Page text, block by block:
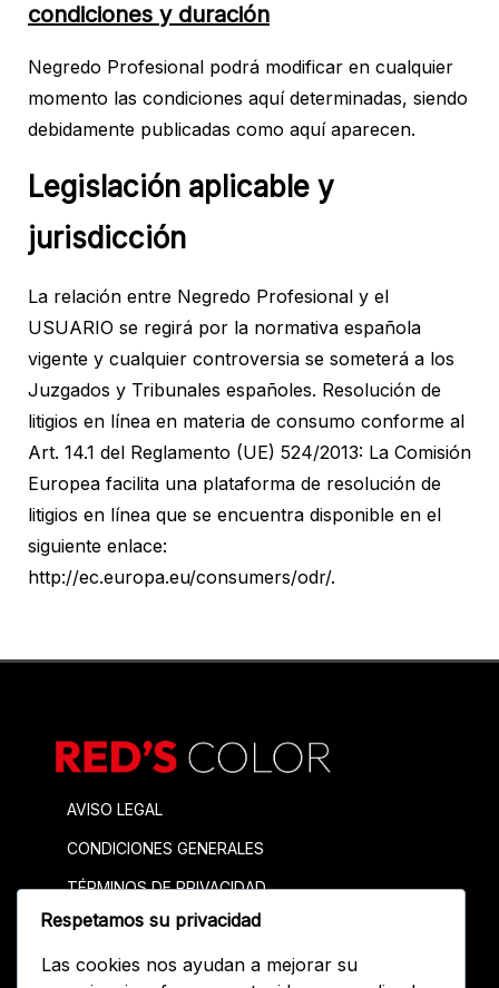
condiciones y duración
Negredo Profesional podrá modificar en cualquier
momento las condiciones aquí determinadas, siendo
debidamente publicadas como aquí aparecen.
Legislación aplicable y
jurisdicción
La relación entre Negredo Profesional y el
USUARIO se regirá por la normativa española
vigente y cualquier controversia se someterá a los
Juzgados y Tribunales españoles. Resolución de
litigios en línea en materia de consumo conforme al
Art. 14.1 del Reglamento (UE) 524/2013: La Comisión
Europea facilita una plataforma de resolución de
litigios en línea que se encuentra disponible en el
siguiente enlace:
http://ec.europa.eu/consumers/odr/.
AVISO LEGAL
CONDICIONES GENERALES
TÉRMINOS DE PRIVACIDAD
Respetamos su privacidad
Las cookies nos ayudan a mejorar su